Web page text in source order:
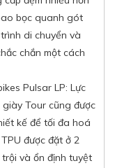
bọc quanh gót
di chuyển và
chắn một cách
Pulsar LP: Lực
Tour cũng được
kế để tối đa hoá
được đặt ở 2
và ổn định tuyệt